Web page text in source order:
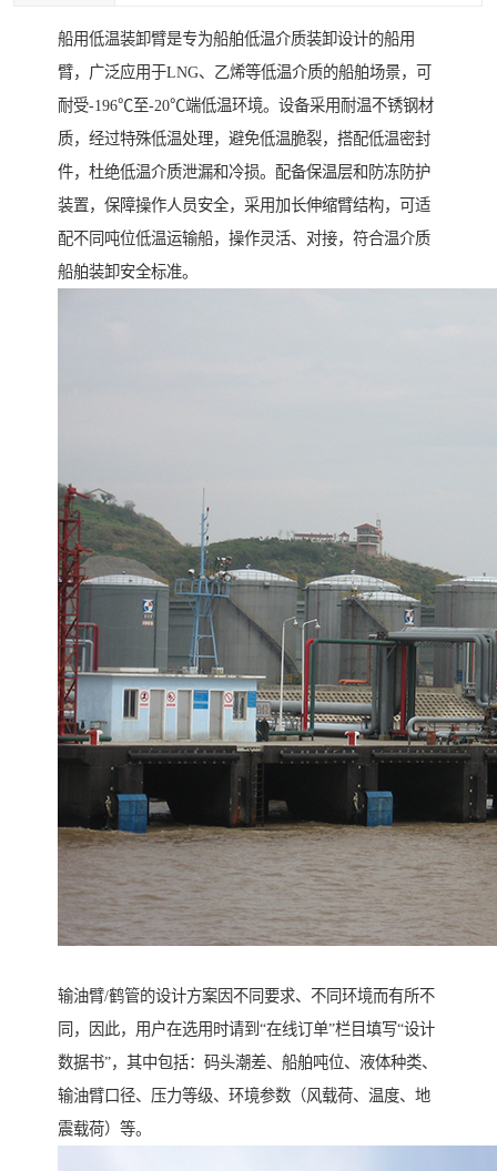
船用低温装卸臂是专为船舶低温介质装卸设计的船用
臂，广泛应用于LNG、乙烯等低温介质的船舶场景，可
耐受-196℃至-20℃端低温环境。设备采用耐温不锈钢材
质，经过特殊低温处理，避免低温脆裂，搭配低温密封
件，杜绝低温介质泄漏和冷损。配备保温层和防冻防护
装置，保障操作人员安全，采用加长伸缩臂结构，可适
配不同吨位低温运输船，操作灵活、对接，符合温介质
船舶装卸安全标准。
输油臂/鹤管的设计方案因不同要求、不同环境而有所不
同，因此，用户在选用时请到“在线订单”栏目填写“设计
数据书”，其中包括：码头潮差、船舶吨位、液体种类、
输油臂口径、压力等级、环境参数（风载荷、温度、地
震载荷）等。